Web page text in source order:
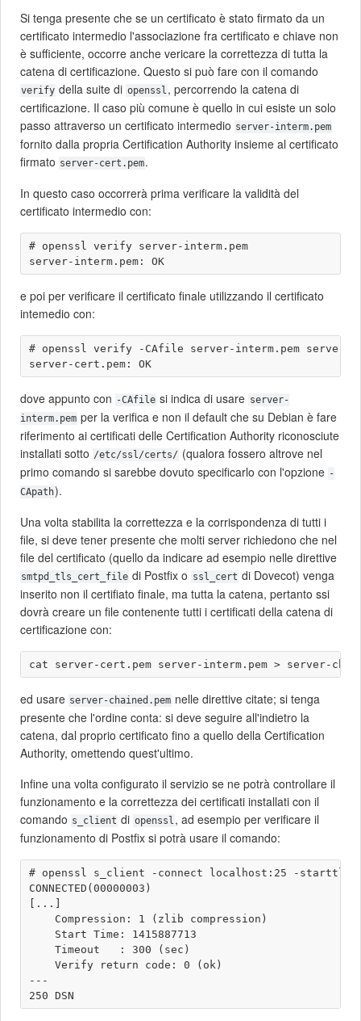
Si tenga presente che se un certificato è stato firmato da un
certificato intermedio l'associazione fra certificato e chiave non
è sufficiente, occorre anche vericare la correttezza di tutta la
catena di certificazione. Questo si può fare con il comando
verify della suite di openssl , percorrendo la catena di
certificazione. Il caso più comune è quello in cui esiste un solo
passo attraverso un certificato intermedio server-interm.pem
fornito dalla propria Certification Authority insieme al certificato
firmato server-cert.pem.
In questo caso occorrerà prima verificare la validità del
certificato intermedio con:
# openssl verify server-interm.pem
e poi per verificare il certificato finale utilizzando il certificato
intemedio con:
# openssl verify -CAfile server-interm.pem server-
dove appunto con -CAfile si indica di usare server-
interm.pem per la verifica e non il default che su Debian è fare
riferimento ai certificati delle Certification Authority riconosciute
installati sotto /etc/ssl/certs/ (qualora fossero altrove nel
primo comando si sarebbe dovuto specificarlo con l'opzione -
CApath).
Una volta stabilita la correttezza e la corrispondenza di tutti i
file, si deve tener presente che molti server richiedono che nel
file del certificato (quello da indicare ad esempio nelle direttive
smtpd_tls_cert_file di Postfix o ssl_cert di Dovecot) venga
inserito non il certifiato finale, ma tutta la catena, pertanto ssi
dovrà creare un file contenente tutti i certificati della catena di
certificazione con:
ed usare server-chained.pem nelle direttive citate; si tenga
presente che l'ordine conta: si deve seguire all'indietro la
catena, dal proprio certificato fino a quello della Certification
Authority, omettendo quest'ultimo.
Infine una volta configurato il servizio se ne potrà controllare il
funzionamento e la correttezza dei certificati installati con il
comando s_client di openssl , ad esempio per verificare il
funzionamento di Postfix si potrà usare il comando:
# openssl s_client -connect localhost:25 -starttls
CONNECTED(00000003)
[...]
    Compression: 1 (zlib compression)
    Start Time: 1415887713
    Timeout   : 300 (sec)
    Verify return code: 0 (ok)
---